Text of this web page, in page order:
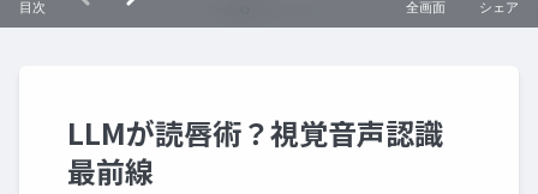
LLMが読唇術？視覚音声認識
最前線